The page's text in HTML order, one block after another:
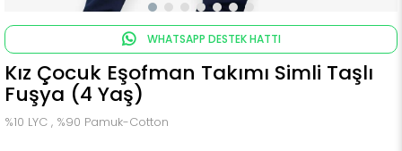
WHATSAPP DESTEK HATTI
Kız Çocuk Eşofman Takımı Simli Taşlı
Fuşya (4 Yaş)
%10 LYC , %90 Pamuk-Cotton